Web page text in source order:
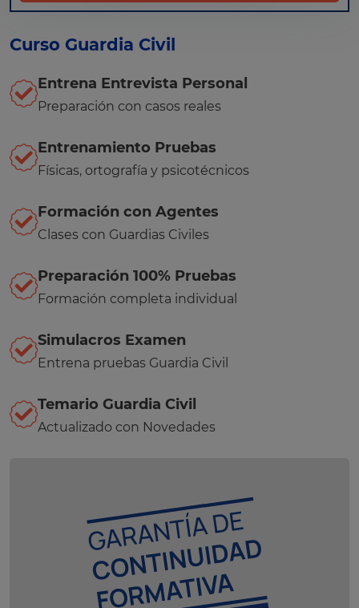
Curso Guardia Civil
Entrena Entrevista Personal
Preparación con casos reales
Entrenamiento Pruebas
Físicas, ortografía y psicotécnicos
Formación con Agentes
Clases con Guardias Civiles
Preparación 100% Pruebas
Formación completa individual
Simulacros Examen
Entrena pruebas Guardia Civil
Temario Guardia Civil
Actualizado con Novedades